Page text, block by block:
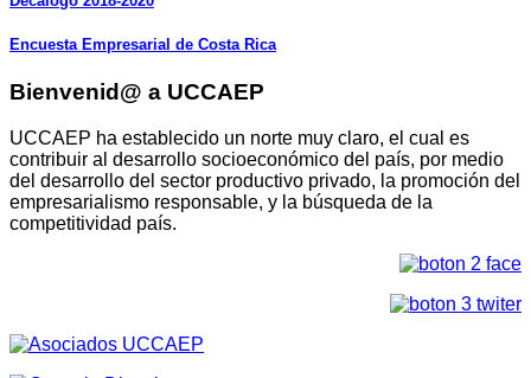
Encuesta Empresarial de Costa Rica
Bienvenid@ a UCCAEP
UCCAEP ha establecido un norte muy claro, el cual es
contribuir al desarrollo socioeconómico del país, por medio
del desarrollo del sector productivo privado, la promoción del
empresarialismo responsable, y la búsqueda de la
competitividad país.